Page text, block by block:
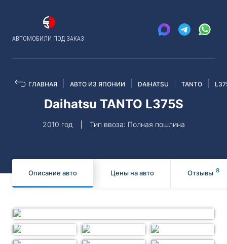
АВТОМОБИЛИ ПОД ЗАКАЗ
ГЛАВНАЯ АВТО ИЗ ЯПОНИИ DAIHATSU TANTO
Daihatsu TANTO L375S
2010 год Тип ввоза: Полная пошлина
Описание авто Цены на авто Отзывы 8